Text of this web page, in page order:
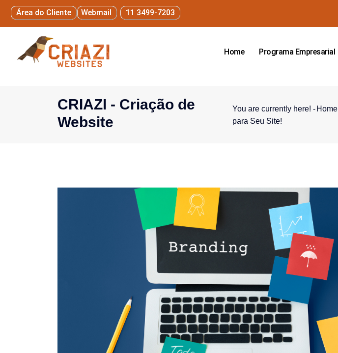
Área do Cliente Webmail 11 3499-7203
Home Programa Empresarial
CRIAZI - Criação de
Website
You are currently here! - Home
para Seu Site!